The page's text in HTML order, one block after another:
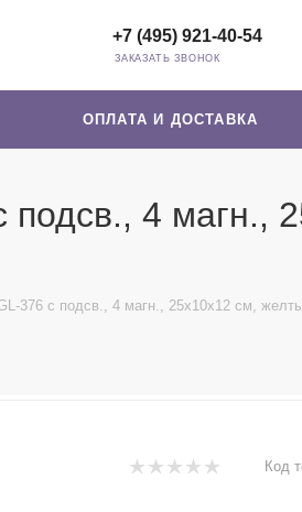
+7 (495) 921-40-54
ЗАКАЗАТЬ ЗВОНОК
ОПЛАТА И ДОСТАВКА
4 магн.,
с подсв., 4 магн., 25х10х12 см,
Код